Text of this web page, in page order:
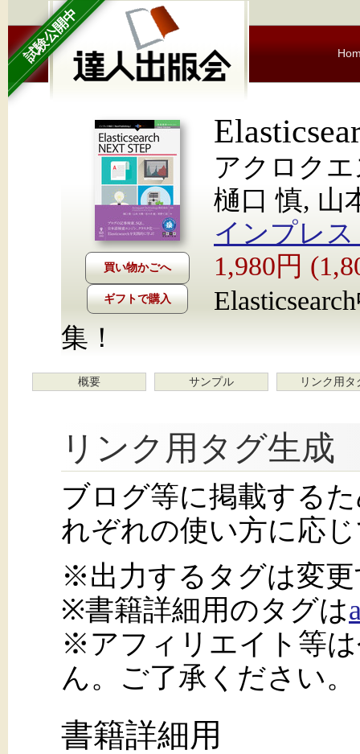
試験公開中
ギフトで購入
アクロク
樋口 慎, 山
インプレス
1,980円
集！
概要 サンプル リンク用タ
リンク用タグ生成
ブログ等に掲載する
れぞれの使い方に応
※出力するタグは変
※書籍詳細用のタグは
※アフィリエイト等
ん。ご了承ください。
書籍詳細用